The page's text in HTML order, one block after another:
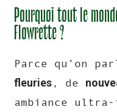
Pourquoi tout le
Flowrette ?
Parce qu’on
fleuries , de
ambiance